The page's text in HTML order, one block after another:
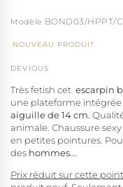
BOND03/HPPT/
NOUVEAU PRODUIT
DEVIOUS
Très fetish cet escarpin
une plateforme intégrée
aiguille de 14 cm.
animale. Chaussure
en petites pointures.
des hommes...
Prix réduit sur cette